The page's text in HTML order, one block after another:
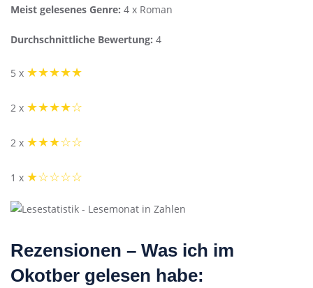
Meist gelesenes Genre: 4 x Roman
Durchschnittliche Bewertung: 4
5 x ★★★★★
2 x ★★★★☆
2 x ★★★☆☆
1 x ★☆☆☆☆
Rezensionen – Was ich im
Okotber gelesen habe: